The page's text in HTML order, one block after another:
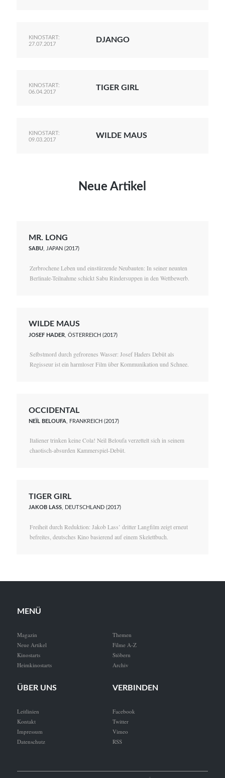
KINOSTART:
27.07.2017
DJANGO
KINOSTART:
06.04.2017
TIGER GIRL
KINOSTART:
09.03.2017
WILDE MAUS
Neue Artikel
MR. LONG
SABU, JAPAN (2017)
Zerbrochene Leben und einstürzende Neubauten: In seiner neunten
Berlinale-Teilnahme schickt Sabu Rindersuppen in den Wettbewerb.
WILDE MAUS
JOSEF HADER , ÖSTERREICH (2017)
Selbstmord durch gefrorenes Wasser: Josef Haders Debüt als
Regisseur ist ein harmloser Film über Kommunikation und Schnee.
OCCIDENTAL
NEÏL BELOUFA , FRANKREICH (2017)
Italiener trinken keine Cola! Neïl Beloufa verzettelt sich in seinem
chaotisch-absurden Kammerspiel-Debüt.
TIGER GIRL
JAKOB LASS, DEUTSCHLAND (2017)
Freiheit durch Reduktion: Jakob Lass’ dritter Langfilm zeigt erneut
befreites, deutsches Kino basierend auf einem Skelettbuch.
MENÜ
Magazin
Neue Artikel
Kinostarts
Heimkinostarts
Themen
Filme A-Z
Stöbern
Archiv
ÜBER UNS
Leitlinien
Kontakt
Impressum
Datenschutz
VERBINDEN
Facebook
Twitter
Vimeo
RSS